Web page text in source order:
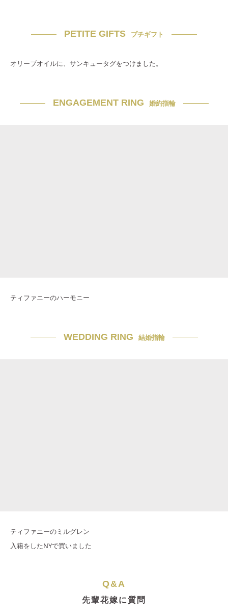
PETITE GIFTS プチギフト
オリーブオイルに、サンキュータグをつけました。
ENGAGEMENT RING 婚約指輪
ティファニーのハーモニー
WEDDING RING 結婚指輪
ティファニーのミルグレン
入籍をしたNYで買いました
Q&A
先輩花嫁に質問